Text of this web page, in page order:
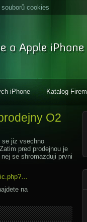
cookies
iPhone Katalog Firem
O2
se jiz vsechno
pred prodejnou je
se shromazduji prvni
na